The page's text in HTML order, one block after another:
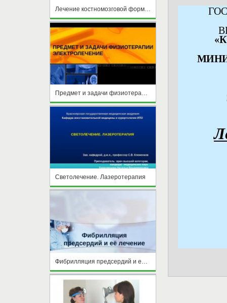
Предмет и задачи физиотерапии электролечение
Светолечение. Лазеротерапия